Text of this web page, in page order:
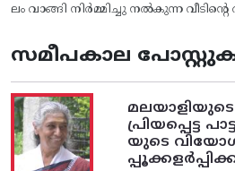
ലം വാങ്ങി നിർമ്മിച്ചു നൽകുന്ന
സമീപകാല
പ്രിയപ്പെട്ട
യുടെ